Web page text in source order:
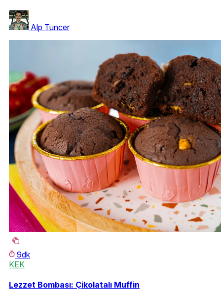
Alp Tuncer
9dk
KEK
Lezzet Bombası: Çikolatalı Muffin